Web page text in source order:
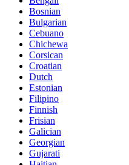
Bosnian
Bulgarian
Cebuano
Chichewa
Corsican
Croatian
Dutch
Estonian
Filipino
Finnish
Frisian
Galician
Georgian
Gujarati